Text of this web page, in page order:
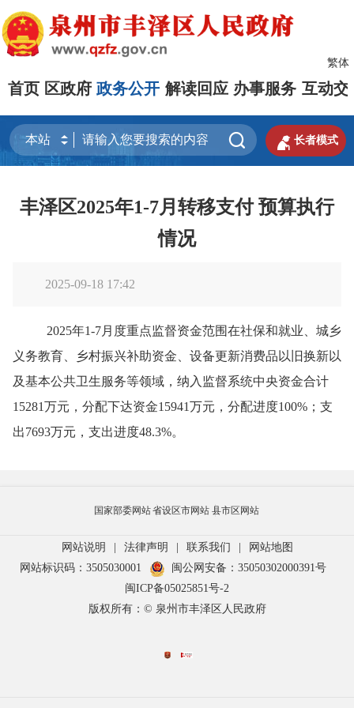
繁体
首页 区政府 政务公开 解读回应 办事服务 互动交
  长者模式
丰泽区2025年1-7月转移支付 预算执行
情况
2025-09-18 17:42
2025年1-7月 度重点监督资金范围在社保和就业、城乡
义务教育、乡村振兴补助资金、设备更新消费品以旧换新以
及基本公共卫生服务等领域， 纳入监督系统中央资金合计
15281万元 ， 分配下达资金15941万元 ，分配进度100%；支
出7693万元，支出进度48.3%。
国家部委网站省设区市网站 县市区网站
网站说明 | 法律声明 | 联系我们 |
网站地图
网站标识码：3505030001
闽公网安备：35050302000391号
闽ICP备05025851号-2
版权所有：© 泉州市丰泽区人民政府